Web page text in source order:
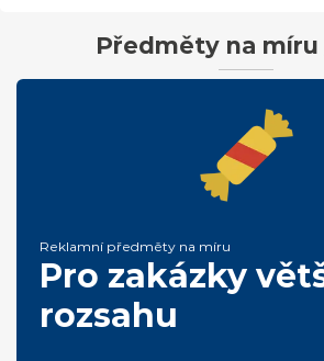
Předměty na míru
Reklamní předměty na míru
Pro zakázky
rozsahu